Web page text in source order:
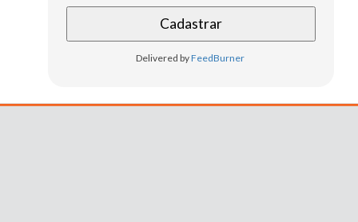
Delivered byFeedBurner